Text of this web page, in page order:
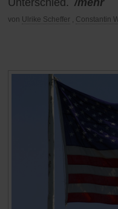
von Ulrike Scheffer , Constantin